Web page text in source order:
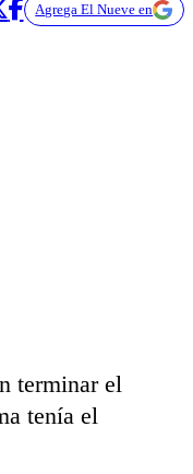
Agrega El Nueve en
terminar el
tenía el